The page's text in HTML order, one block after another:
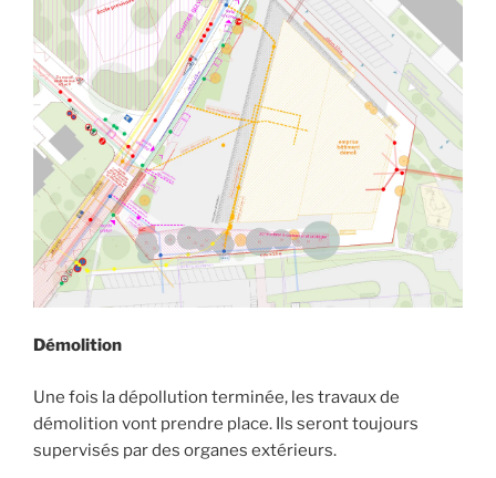
Démolition
Une fois la dépollution terminée, les travaux de
démolition vont prendre place. Ils seront toujours
supervisés par des organes extérieurs.